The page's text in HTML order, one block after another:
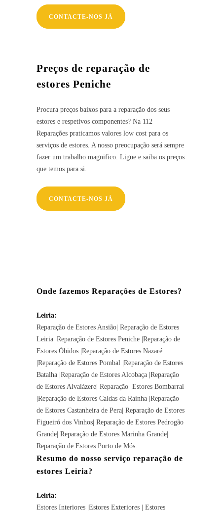
CONTACTE-NOS JÁ
Preços de reparação de
estores Peniche
Procura preços baixos para a reparação dos seus
estores e respetivos componentes? Na 112
Reparações praticamos valores low cost para os
serviços de estores. A nosso preocupação será sempre
fazer um trabalho magnifico. Ligue e saiba os preços
que temos para si.
CONTACTE-NOS JÁ
Onde fazemos Reparações de Estores?
Leiria:
Reparação de Estores Ansião | Reparação de Estores
Leiria |Reparação de Estores Peniche |Reparação de
Estores Óbidos |Reparação de Estores Nazaré
|Reparação de Estores Pombal |Reparação de Estores
Batalha |Reparação de Estores Alcobaça |Reparação
de Estores Alvaiázere | Reparação Estores Bombarral
|Reparação de Estores Caldas da Rainha |Reparação
de Estores Castanheira de Pera | Reparação de Estores
Figueiró dos Vinhos | Reparação de Estores Pedrogão
Grande Reparação de Estores Marinha Grande
Reparação de Estores Porto de Mós.
Resumo do nosso serviço reparação de
estores Leiria?
Leiria:
Estores Interiores |Estores Exteriores | Estores